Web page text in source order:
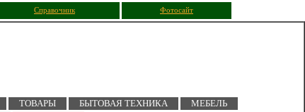
Справочник Фотосайт
ТОВАРЫ БЫТОВАЯ ТЕХНИКА
МЕБЕЛЬ